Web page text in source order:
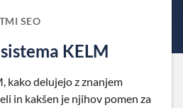
SEO
KELM
kako delujejo z znanjem
in kakšen je njihov pomen za